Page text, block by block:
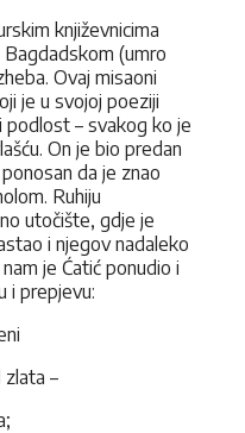
književnicima
(umro
Ovaj misaoni
je u svojoj poeziji
– svakog ko je
On je bio predan
da je znao
Ruhiju
utočište, gdje je
i njegov nadaleko
je Ćatić ponudio i
i prepjevu:
zlata –